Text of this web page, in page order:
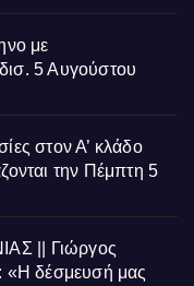
με
5 Αυγούστου
στον Α’ κλάδο
την Πέμπτη 5
|| Γιώργος
«Η δέσμευσή μας